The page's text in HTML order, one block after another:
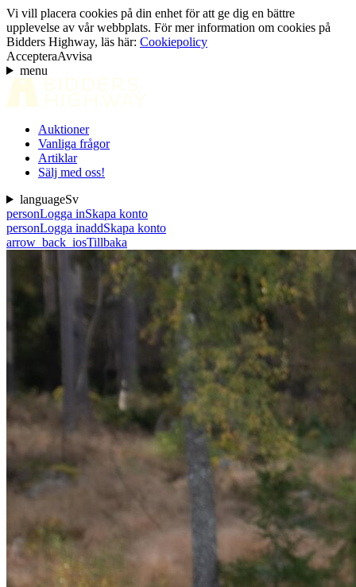
Vi vill placera cookies på din enhet för att ge dig en bättre
upplevelse av vår webbplats. För mer information om cookies på
Bidders Highway, läs här: Cookiepolicy
AccepteraAvvisa
menu
Auktioner
Vanliga frågor
Artiklar
Sälj med oss!
languageSv
personLogga inSkapa konto
personLogga inaddSkapa konto
arrow_back_iosTillbaka